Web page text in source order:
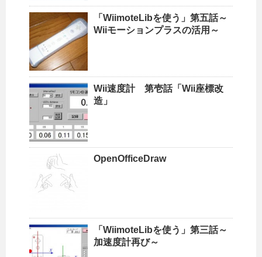
「WiimoteLibを使う」第五話～
Wiiモーションプラスの活用～
Wii速度計 第壱話「Wii座標改
造」
OpenOfficeDraw
「WiimoteLibを使う」第三話～
加速度計再び～